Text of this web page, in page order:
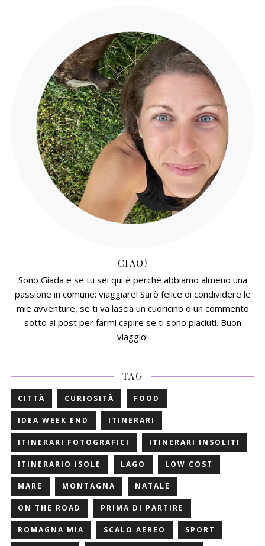
CIAO!
Sono Giada e se tu sei qui è perchè abbiamo almeno una
passione in comune: viaggiare! Sarò felice di condividere le
mie avventure, se ti va lascia un cuoricino o un commento
sotto ai post per farmi capire se ti sono piaciuti. Buon
viaggio!
TAG
CITTÀ CURIOSITÀ FOOD
IDEA WEEK END ITINERARI
ITINERARI FOTOGRAFICI ITINERARI INSOLITI
ITINERARIO ISOLE LAGO LOW COST
MARE MONTAGNA NATALE
ON THE ROAD PRIMA DI PARTIRE
ROMAGNA MIA SCALO AEREO SPORT